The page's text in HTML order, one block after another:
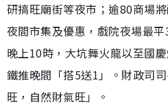
研搞旺廟街等夜市；逾80商場
夜間市集及優惠，戲院夜場最
晚上10時，大坑舞火龍以至國
鐵推晚間「搭5送1」。財政司
旺，自然財氣旺」。